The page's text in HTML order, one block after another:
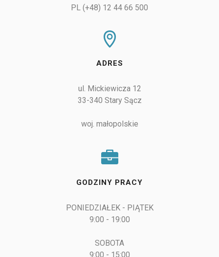
PL (+48) 12 44 66 500
ADRES
ul. Mickiewicza 12
33-340 Stary Sącz
woj. małopolskie
GODZINY PRACY
PONIEDZIAŁEK - PIĄTEK
9:00 - 19:00
SOBOTA
9:00 - 15:00